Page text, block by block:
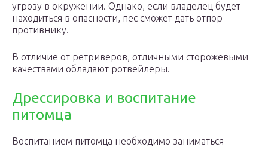
угрозу в окружении. Однако, если владелец будет
находиться в опасности, пес сможет дать отпор
противнику.
В отличие от ретриверов, отличными сторожевыми
качествами обладают ротвейлеры.
Дрессировка и воспитание
питомца
Воспитанием питомца необходимо заниматься